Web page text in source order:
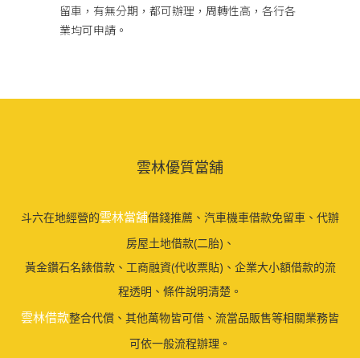
留車，有無分期，都可辦理，周轉性高，各行各
業均可申請。
雲林優質當舖
斗六在地經營的雲林當舖借錢推薦、汽車機車借款免留車、代辦
房屋土地借款(二胎)、
黃金鑽石名錶借款、工商融資(代收票貼)、企業大小額借款的流
程透明、條件說明清楚。
雲林借款整合代償、其他萬物皆可借、流當品販售等相關業務皆
可依一般流程辦理。